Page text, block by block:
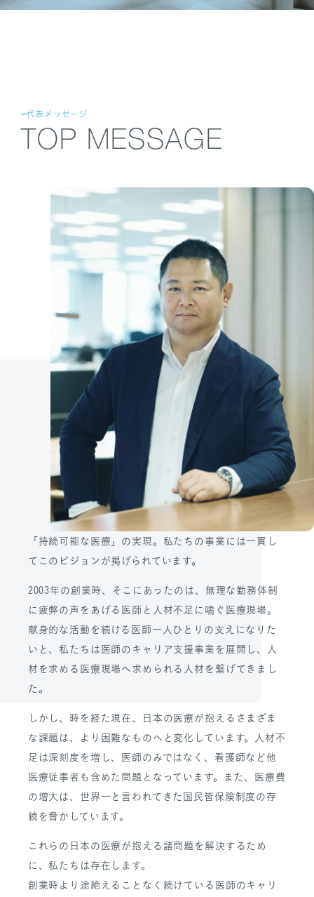
代表メッセージ
TOP MESSAGE
「持続可能な医療」の実現。私たちの事業には一貫し
てこのビジョンが掲げられています。
2003年の創業時、そこにあったのは、無理な勤務体制
に疲弊の声をあげる医師と人材不足に喘ぐ医療現場。
献身的な活動を続ける医師一人ひとりの支えになりた
いと、私たちは医師のキャリア支援事業を展開し、人
材を求める医療現場へ求められる人材を繋げてきまし
た。
しかし、時を経た現在、日本の医療が抱えるさまざま
な課題は、より困難なものへと変化しています。人材不
足は深刻度を増し、医師のみではなく、看護師など他
医療従事者も含めた問題となっています。また、医療費
の増大は、世界一と言われてきた国民皆保険制度の存
続を脅かしています。
これらの日本の医療が抱える諸問題を解決するため
に、私たちは存在します。
創業時より途絶えることなく続けている医師のキャリ